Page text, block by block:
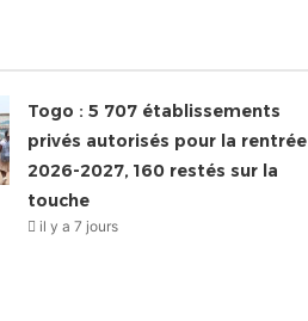
Togo : 5 707 établissements
privés autorisés pour la rentrée
2026-2027, 160 restés sur la
touche
il y a 7 jours